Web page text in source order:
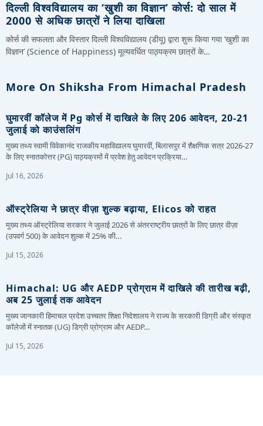
दिल्ली विश्वविद्यालय का ‘खुशी का विज्ञान’ कोर्स: दो साल में
2000 से अधिक छात्रों ने लिया दाखिला
कोर्स की सफलता और विस्तार दिल्ली विश्वविद्यालय (डीयू) द्वारा शुरू किया गया ‘खुशी का
विज्ञान’ (Science of Happiness) मूल्यवर्धित पाठ्यक्रम छात्रों के…
More On Shiksha From Himachal Pradesh
घुमारवीं कॉलेज में Pg कोर्स में दाखिले के लिए 206 आवेदन, 20-21
जुलाई को काउंसलिंग
मुख्य तथ्य स्वामी विवेकानंद राजकीय महाविद्यालय घुमारवीं, बिलासपुर में शैक्षणिक सत्र 2026-27
के लिए स्नातकोत्तर (PG) पाठ्यक्रमों में प्रवेश हेतु आवेदन प्रक्रिया…
Jul 16, 2026
ऑस्ट्रेलिया ने छात्र वीज़ा शुल्क बढ़ाया, Elicos को राहत
मुख्य तथ्य ऑस्ट्रेलिया सरकार ने जुलाई 2026 से अंतरराष्ट्रीय छात्रों के लिए छात्र वीज़ा
(उपवर्ग 500) के आवेदन शुल्क में 25% की…
Jul 15, 2026
Himachal: UG और AEDP प्रोग्राम में दाखिले की तारीख बढ़ी,
अब 25 जुलाई तक आवेदन
मुख्य जानकारी हिमाचल प्रदेश उच्चतर शिक्षा निदेशालय ने राज्य के सरकारी डिग्री और संस्कृत
कॉलेजों में स्नातक (UG) डिग्री प्रोग्राम और AEDP…
Jul 15, 2026